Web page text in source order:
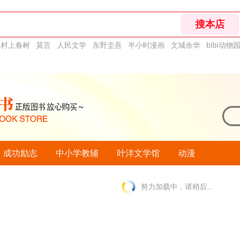
村上春树 莫言 人民文学 东野圭吾 半小时漫画 文城余华 bibi动物园
成功励志 中小学教辅 叶洋文学馆 动漫
努力加载中，请稍后...